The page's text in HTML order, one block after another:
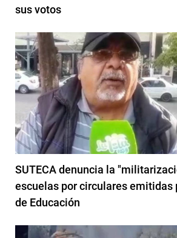
sus votos
SUTECA denuncia la
escuelas por circulares
de Educación